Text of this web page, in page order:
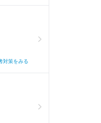
対策をみる